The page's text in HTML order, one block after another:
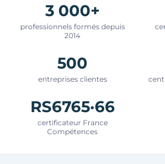
3 000+
professionnels formés depuis
2014
500
entreprises clientes
RS6765·66
certificateur France
Compétences